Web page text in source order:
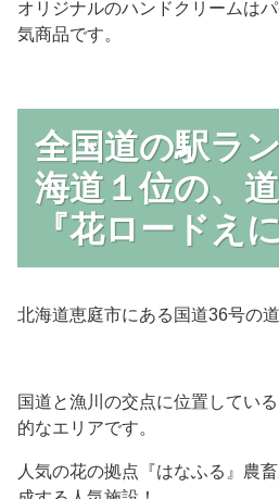
オリジナルのハンドクリームは
気商品です。
全国道の駅ラ
海道１位の、
『花ロードえ
北海道恵庭市にある国道36号の道
国道と漁川の交点に位置してい
的なエリアです。
人気の花の拠点『はなふる』農